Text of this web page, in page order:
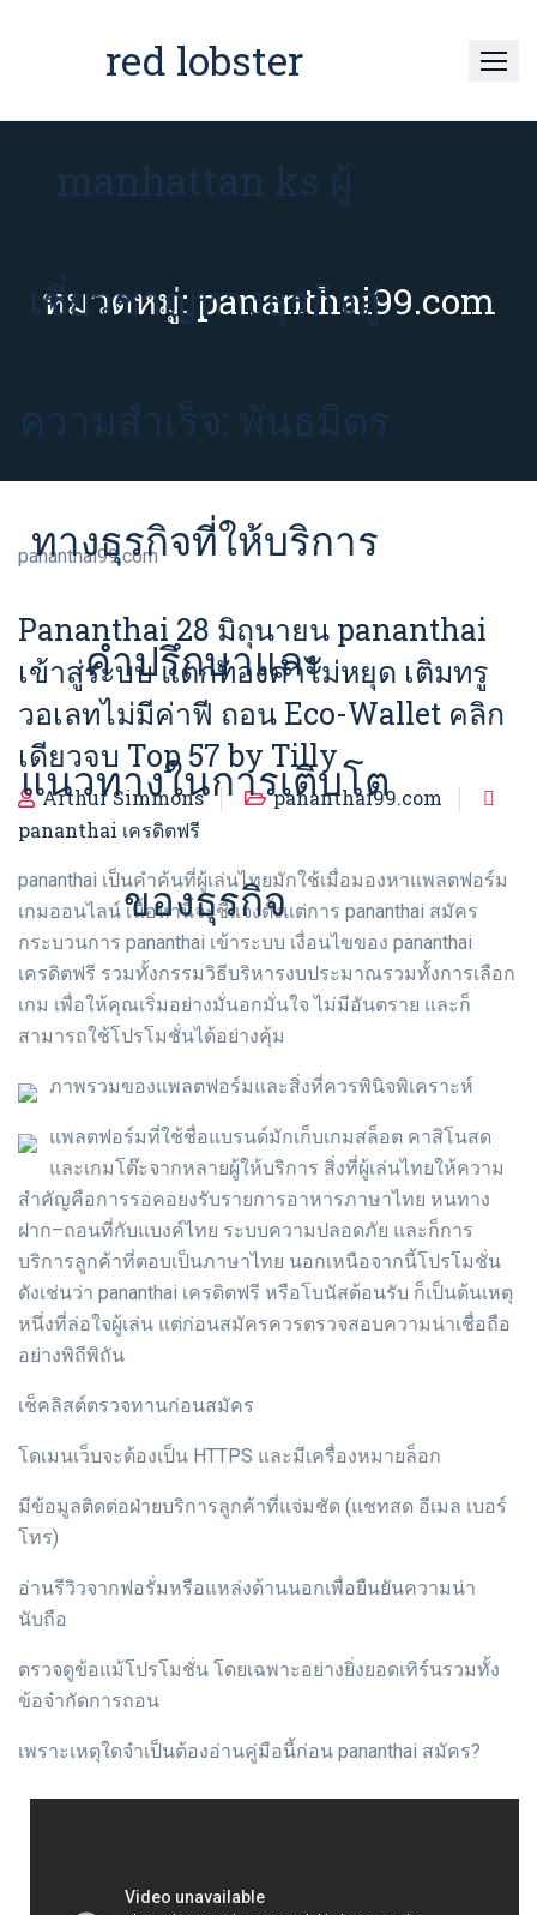
red lobster
manhattan ks ผู้
เชี่ยวชาญทางธุรกิจสู่
ความสำเร็จ: พันธมิตร
ทางธุรกิจที่ให้บริการ
คำปรึกษาและ
แนวทางในการเติบโต
ของธุรกิจ
หมวดหมู่:pananthai99.com
pananthai99.com
Pananthai 28 มิถุนายน pananthai
เข้าสู่ระบบ แตกทองคำไม่หยุด เติมทรู
วอเลทไม่มีค่าฟี ถอน Eco-Wallet คลิก
เดียวจบ Top 57 by Tilly
Arthur Simmons
pananthai99.com
pananthai เครดิตฟรี
pananthai เป็นคำค้นที่ผู้เล่นไทยมักใช้เมื่อมองหาแพลตฟอร์ม
เกมออนไลน์ เนื้อหานี้จะชี้แจงตั้งแต่การ pananthai สมัคร
กระบวนการ pananthai เข้าระบบ เงื่อนไขของ pananthai
เครดิตฟรี รวมทั้งกรรมวิธีบริหารงบประมาณรวมทั้งการเลือก
เกม เพื่อให้คุณเริ่มอย่างมั่นอกมั่นใจ ไม่มีอันตราย และก็
สามารถใช้โปรโมชั่นได้อย่างคุ้ม
ภาพรวมของแพลตฟอร์มและสิ่งที่ควรพินิจพิเคราะห์
แพลตฟอร์มที่ใช้ชื่อแบรนด์มักเก็บเกมสล็อต คาสิโนสด
และเกมโต๊ะจากหลายผู้ให้บริการ สิ่งที่ผู้เล่นไทยให้ความ
สำคัญคือการรอคอยงรับรายการอาหารภาษาไทย หนทาง
ฝาก–ถอนที่กับแบงค์ไทย ระบบความปลอดภัย และก็การ
บริการลูกค้าที่ตอบเป็นภาษาไทย นอกเหนือจากนี้โปรโมชั่น
ดังเช่นว่า pananthai เครดิตฟรี หรือโบนัสต้อนรับ ก็เป็นต้นเหตุ
หนึ่งที่ล่อใจผู้เล่น แต่ก่อนสมัครควรตรวจสอบความน่าเชื่อถือ
อย่างพิถีพิถัน
เช็คลิสต์ตรวจทานก่อนสมัคร
โดเมนเว็บจะต้องเป็น HTTPS และมีเครื่องหมายล็อก
มีข้อมูลติดต่อฝ่ายบริการลูกค้าที่แจ่มชัด (แชทสด อีเมล เบอร์
โทร)
อ่านรีวิวจากฟอรั่มหรือแหล่งด้านนอกเพื่อยืนยันความน่า
นับถือ
ตรวจดูข้อแม้โปรโมชั่น โดยเฉพาะอย่างยิ่งยอดเทิร์นรวมทั้ง
ข้อจำกัดการถอน
เพราะเหตุใดจำเป็นต้องอ่านคู่มือนี้ก่อน pananthai สมัคร?